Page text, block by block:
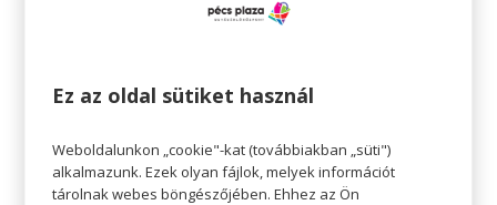
Ez az oldal sütiket használ
Weboldalunkon „cookie"-kat (továbbiakban „süti")
alkalmazunk. Ezek olyan fájlok, melyek információt
tárolnak webes böngészőjében. Ehhez az Ön